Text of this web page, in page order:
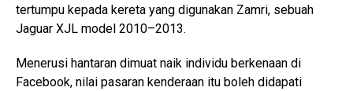
tertumpu kepada kereta yang digunakan Zamri, sebuah
Jaguar XJL model 2010–2013.
Menerusi hantaran dimuat naik individu berkenaan di
Facebook, nilai pasaran kenderaan itu boleh didapati